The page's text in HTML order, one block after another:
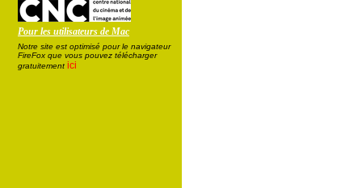
Pour les utilisateurs de Mac
Notre site est optimisé pour le navigateur
FireFox que vous pouvez télécharger
gratuitement ici